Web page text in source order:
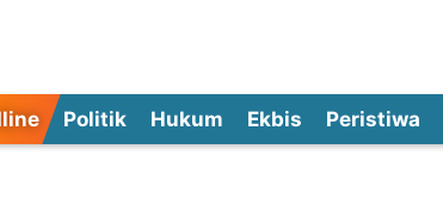
Politik Hukum Ekbis Peristiwa